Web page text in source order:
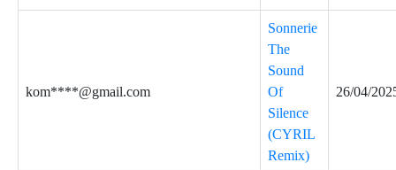
kom****@gmail.com
Sonnerie
The
Sound
Of
Silence
(CYRIL
Remix)
26/04/